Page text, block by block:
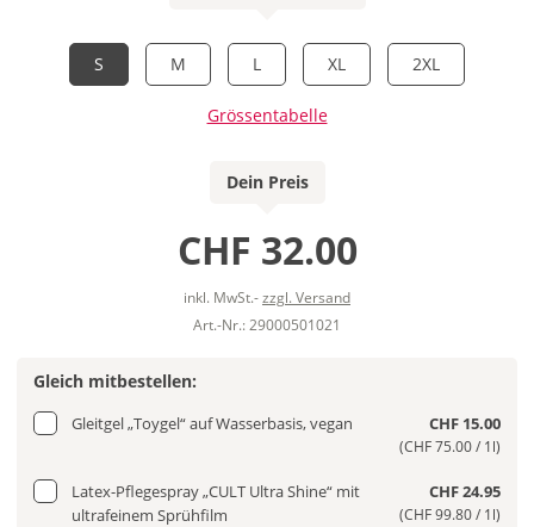
S M L XL 2XL
Grössentabelle
Dein Preis
CHF 32.00
inkl. MwSt.-zzgl. Versand
Art.-Nr.: 29000501021
Gleich mitbestellen:
Gleitgel „Toygel“ auf Wasserbasis, vegan CHF 15.00
(CHF 75.00 / 1l)
Latex-Pflegespray „CULT Ultra Shine“ mit
ultrafeinem Sprühfilm
CHF 24.95
(CHF 99.80 / 1l)